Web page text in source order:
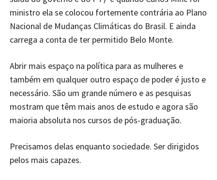
ministro ela se colocou fortemente contrária ao Plano
Nacional de Mudanças Climáticas do Brasil. E ainda
carrega a conta de ter permitido Belo Monte.
Abrir mais espaço na política para as mulheres e
também em qualquer outro espaço de poder é justo e
necessário. São um grande número e as pesquisas
mostram que têm mais anos de estudo e agora são
maioria absoluta nos cursos de pós-graduação.
Precisamos delas enquanto sociedade. Ser dirigidos
pelos mais capazes.